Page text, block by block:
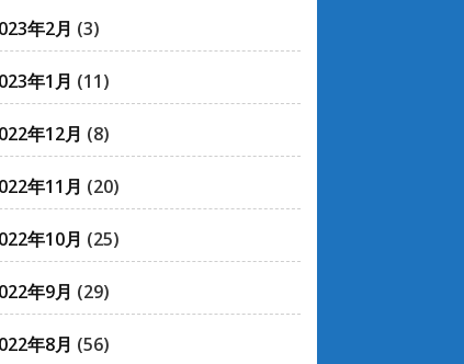
年2月 (3)
年1月 (11)
年12月 (8)
年11月 (20)
年10月 (25)
年9月 (29)
年8月 (56)